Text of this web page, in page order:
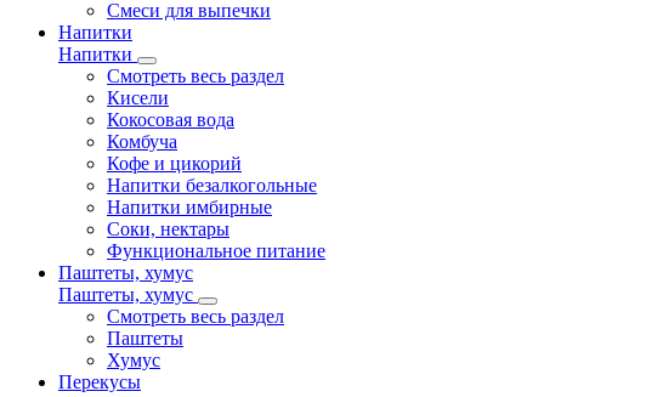
Смеси для выпечки
Напитки
Напитки
Смотреть весь раздел
Кисели
Кокосовая вода
Комбуча
Кофе и цикорий
Напитки безалкогольные
Напитки имбирные
Соки, нектары
Функциональное питание
Паштеты, хумус
Паштеты, хумус
Смотреть весь раздел
Паштеты
Хумус
Перекусы